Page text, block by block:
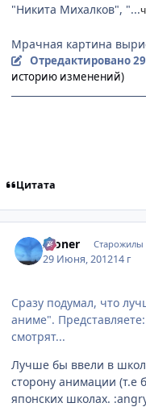
"Никита Михалков", "...
Мрачная картина
Отредактировано
историю изменений)
Цитата
Aloner Старожилы
29 Июня, 201214 г
Сразу подумал, что
аниме".
смотрят...
Лучше бы ввели в
сторону анимации (т.е
японских школах.